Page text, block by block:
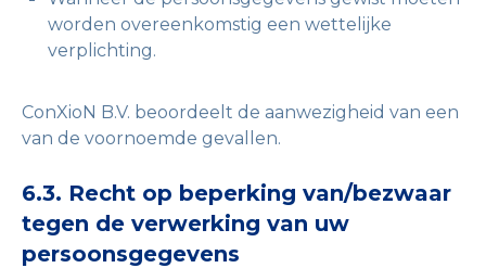
worden overeenkomstig een wettelijke
verplichting.
ConXioN B.V. beoordeelt de aanwezigheid van een
van de voornoemde gevallen.
6.3. Recht op beperking van/bezwaar
tegen de verwerking van uw
persoonsgegevens